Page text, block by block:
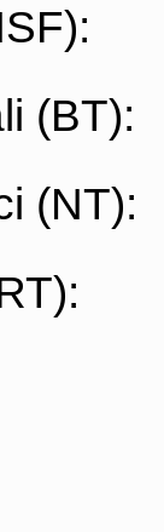
(BT):
(NT):